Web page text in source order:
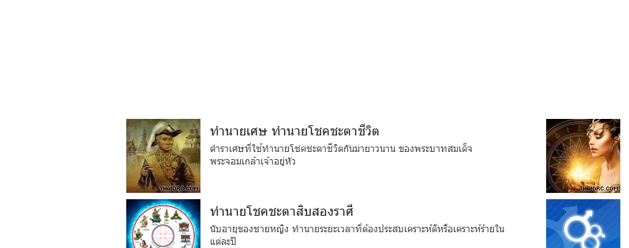
ทำนายเศษ ทำนายโชคชะตาชีวิต
ตำราเศษที่ใช้ทำนายโชคชะตาชีวิตกันมายาวนาน ของพระบาทสมเด็จ
พระจอมเกล้าเจ้าอยู่หัว
ทำนายโชคชะตาสิบสองราศี
นับอายุของชายหญิง ทำนายระยะเวลาที่ต้องประสบเคราะห์ดีหรือเคราะห์ร้ายใน
แต่ละปี